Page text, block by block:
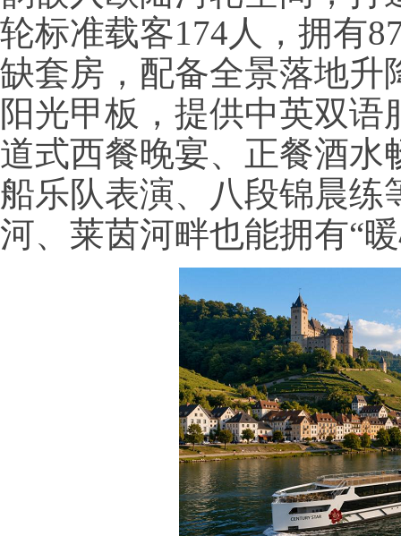
轮标准载客174人，拥有
缺套房，配备全景落地升
阳光甲板，提供中英双
道式西餐晚宴、正餐酒水
船乐队表演、八段锦晨练
河、莱茵河畔也能拥有“